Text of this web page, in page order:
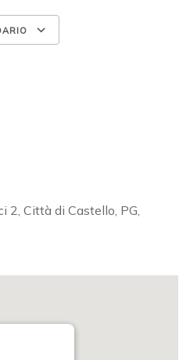
2, Città di Castello, PG,